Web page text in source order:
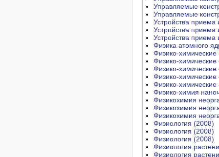
Управляемые
Управляемые
Устройства приема
Устройства приема
Устройства приема
Физика атомного
Физико-химические
Физико-химические
Физико-химические
Физико-химические
Физико-химические
Физико-химия
Физикохимия
Физикохимия
Физикохимия
Физиология (2008)
Физиология (2008)
Физиология (2008)
Физиология
Физиология